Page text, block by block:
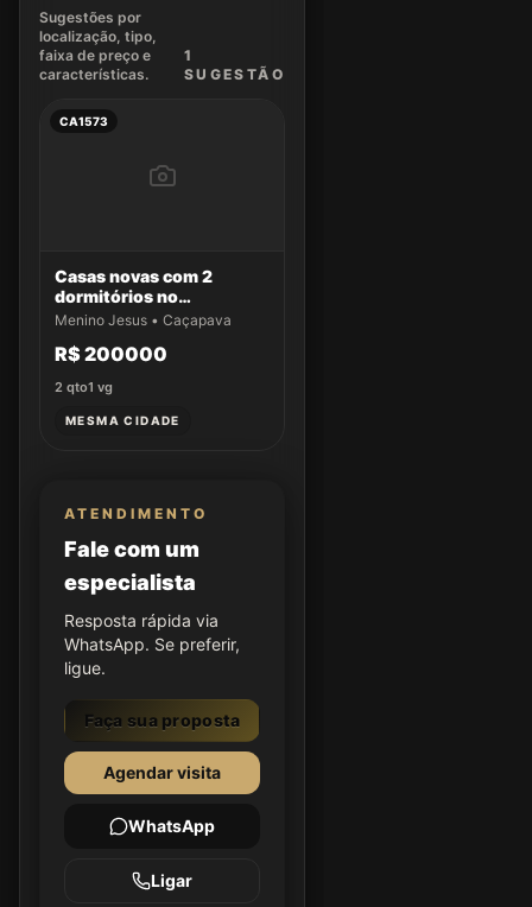
Sugestões por
localização, tipo,
faixa de preço e
características.
1
SUGESTÃO
CA1573
Casas novas com 2
dormitórios no
Residencial Aldeias da
Menino Jesus • Caçapava
R$ 200000
2 qto1 vg
MESMA CIDADE
ATENDIMENTO
Fale com um
especialista
Resposta rápida via
WhatsApp. Se preferir,
ligue.
Faça sua proposta
Agendar visita
WhatsApp
Ligar